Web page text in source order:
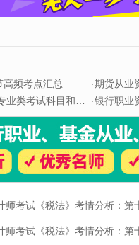
频考点汇总 ·期货从业
考试科目和题型 ·银行职业资
师考试《税法》考情分析：第
师考试《税法》考情分析：第